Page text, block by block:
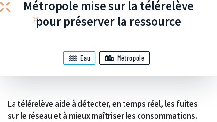
Métropole mise sur la télérelève
pour préserver la ressource
Eau Métropole
La télérelève aide à détecter, en temps réel, les fuites
sur le réseau et à mieux maîtriser les consommations.